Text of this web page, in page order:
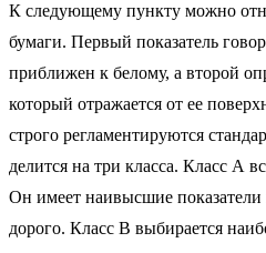
К следующему пункту можно
бумаги. Первый показатель
приближен к белому, а второй
который отражается от ее
строго регламентируются
делится на три класса. Класс А
Он имеет наивысшие показатели
дорого. Класс В выбирается